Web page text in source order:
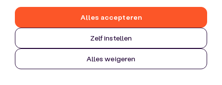
Zelf instellen
Alles weigeren
Alles accepteren